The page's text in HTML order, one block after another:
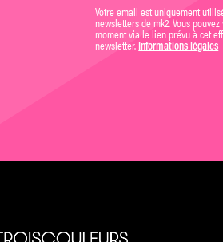
Votre email est uniquement
newsletters de mk2. Vous
moment via le lien prévu à cet
newsletter. Informations légales